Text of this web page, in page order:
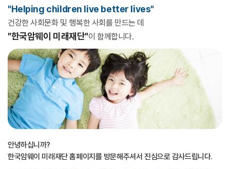
"Helping children live better lives"
건강한 사회문화 및 행복한 사회를 만드는 데
"한국암웨이 미래재단"이 함께합니다.
안녕하십니까?
한국암웨이 미래재단 홈페이지를 방문해주셔서 진심으로 감사드립니다.